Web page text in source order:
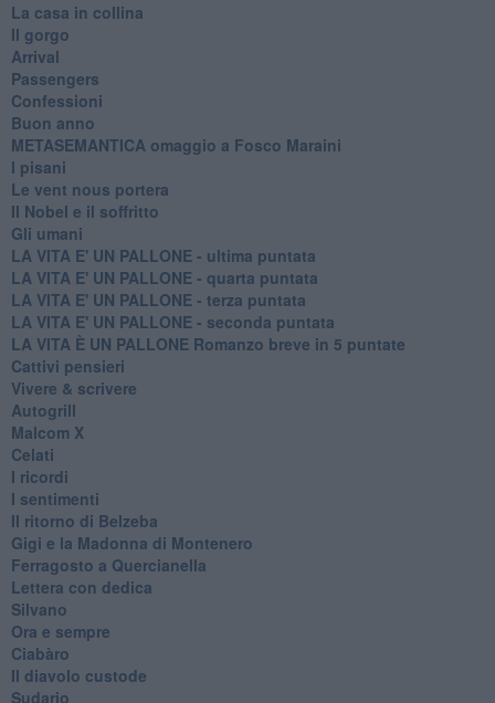
La casa in collina
Il gorgo
Arrival
Passengers
Confessioni
Buon anno
METASEMANTICA omaggio a Fosco Maraini
I pisani
Le vent nous portera
Il Nobel e il soffritto
Gli umani
LA VITA E' UN PALLONE - ultima puntata
LA VITA E' UN PALLONE - quarta puntata
LA VITA E' UN PALLONE - terza puntata
LA VITA E' UN PALLONE - seconda puntata
LA VITA È UN PALLONE Romanzo breve in 5 puntate
Cattivi pensieri
Vivere & scrivere
Autogrill
Malcom X
Celati
I ricordi
I sentimenti
Il ritorno di Belzeba
Gigi e la Madonna di Montenero
Ferragosto a Quercianella
Lettera con dedica
Silvano
Ora e sempre
Ciabàro
Il diavolo custode
Sudario